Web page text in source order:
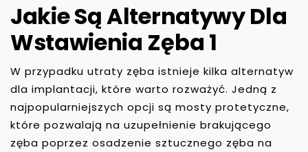
Jakie Są Alternatywy Dla
Wstawienia Zęba 1
W przypadku utraty zęba istnieje kilka alternatyw
dla implantacji, które warto rozważyć. Jedną z
najpopularniejszych opcji są mosty protetyczne,
które pozwalają na uzupełnienie brakującego
zęba poprzez osadzenie sztucznego zęba na